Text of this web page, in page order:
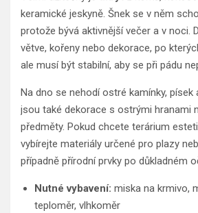
keramické jeskyně. Šnek se v něm
protože bývá aktivnější večer a v noci.
větve, kořeny nebo dekorace, po
ale musí být stabilní, aby se při pádu
Na dno se nehodí ostré kamínky, písek
jsou také dekorace s ostrými hranami
předměty. Pokud chcete terárium
vybírejte materiály určené pro plazy
případně přírodní prvky po důkladném
Nutné vybavení: miska na krmivo,
teploměr, vlhkoměr